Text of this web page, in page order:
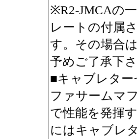
※R2-JMCAの
レートの付属
す。その場合
予めご了承下
■キャブレタ
ファサームマ
で性能を発揮
にはキャブレ